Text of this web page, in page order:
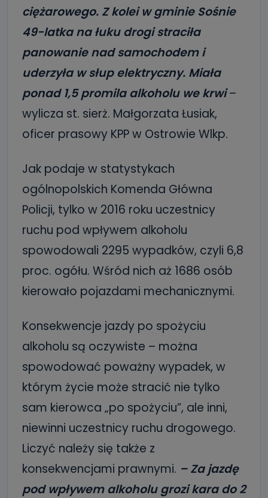
ciężarowego. Z kolei w gminie Sośnie
49-latka na łuku drogi straciła
panowanie nad samochodem i
uderzyła w słup elektryczny. Miała
ponad 1,5 promila alkoholu we krwi –
wylicza st. sierż. Małgorzata Łusiak,
oficer prasowy KPP w Ostrowie Wlkp.
Jak podaje w statystykach
ogólnopolskich Komenda Główna
Policji, tylko w 2016 roku uczestnicy
ruchu pod wpływem alkoholu
spowodowali 2295 wypadków, czyli 6,8
proc. ogółu. Wśród nich aż 1686 osób
kierowało pojazdami mechanicznymi.
Konsekwencje jazdy po spożyciu
alkoholu są oczywiste – można
spowodować poważny wypadek, w
którym życie może stracić nie tylko
sam kierowca „po spożyciu”, ale inni,
niewinni uczestnicy ruchu drogowego.
Liczyć należy się także z
konsekwencjami prawnymi. – Za jazdę
pod wpływem alkoholu grozi kara do 2